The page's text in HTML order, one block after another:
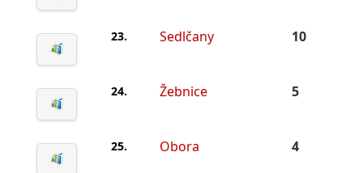
23. Sedlčany 10
24. Žebnice 5
25. Obora 4